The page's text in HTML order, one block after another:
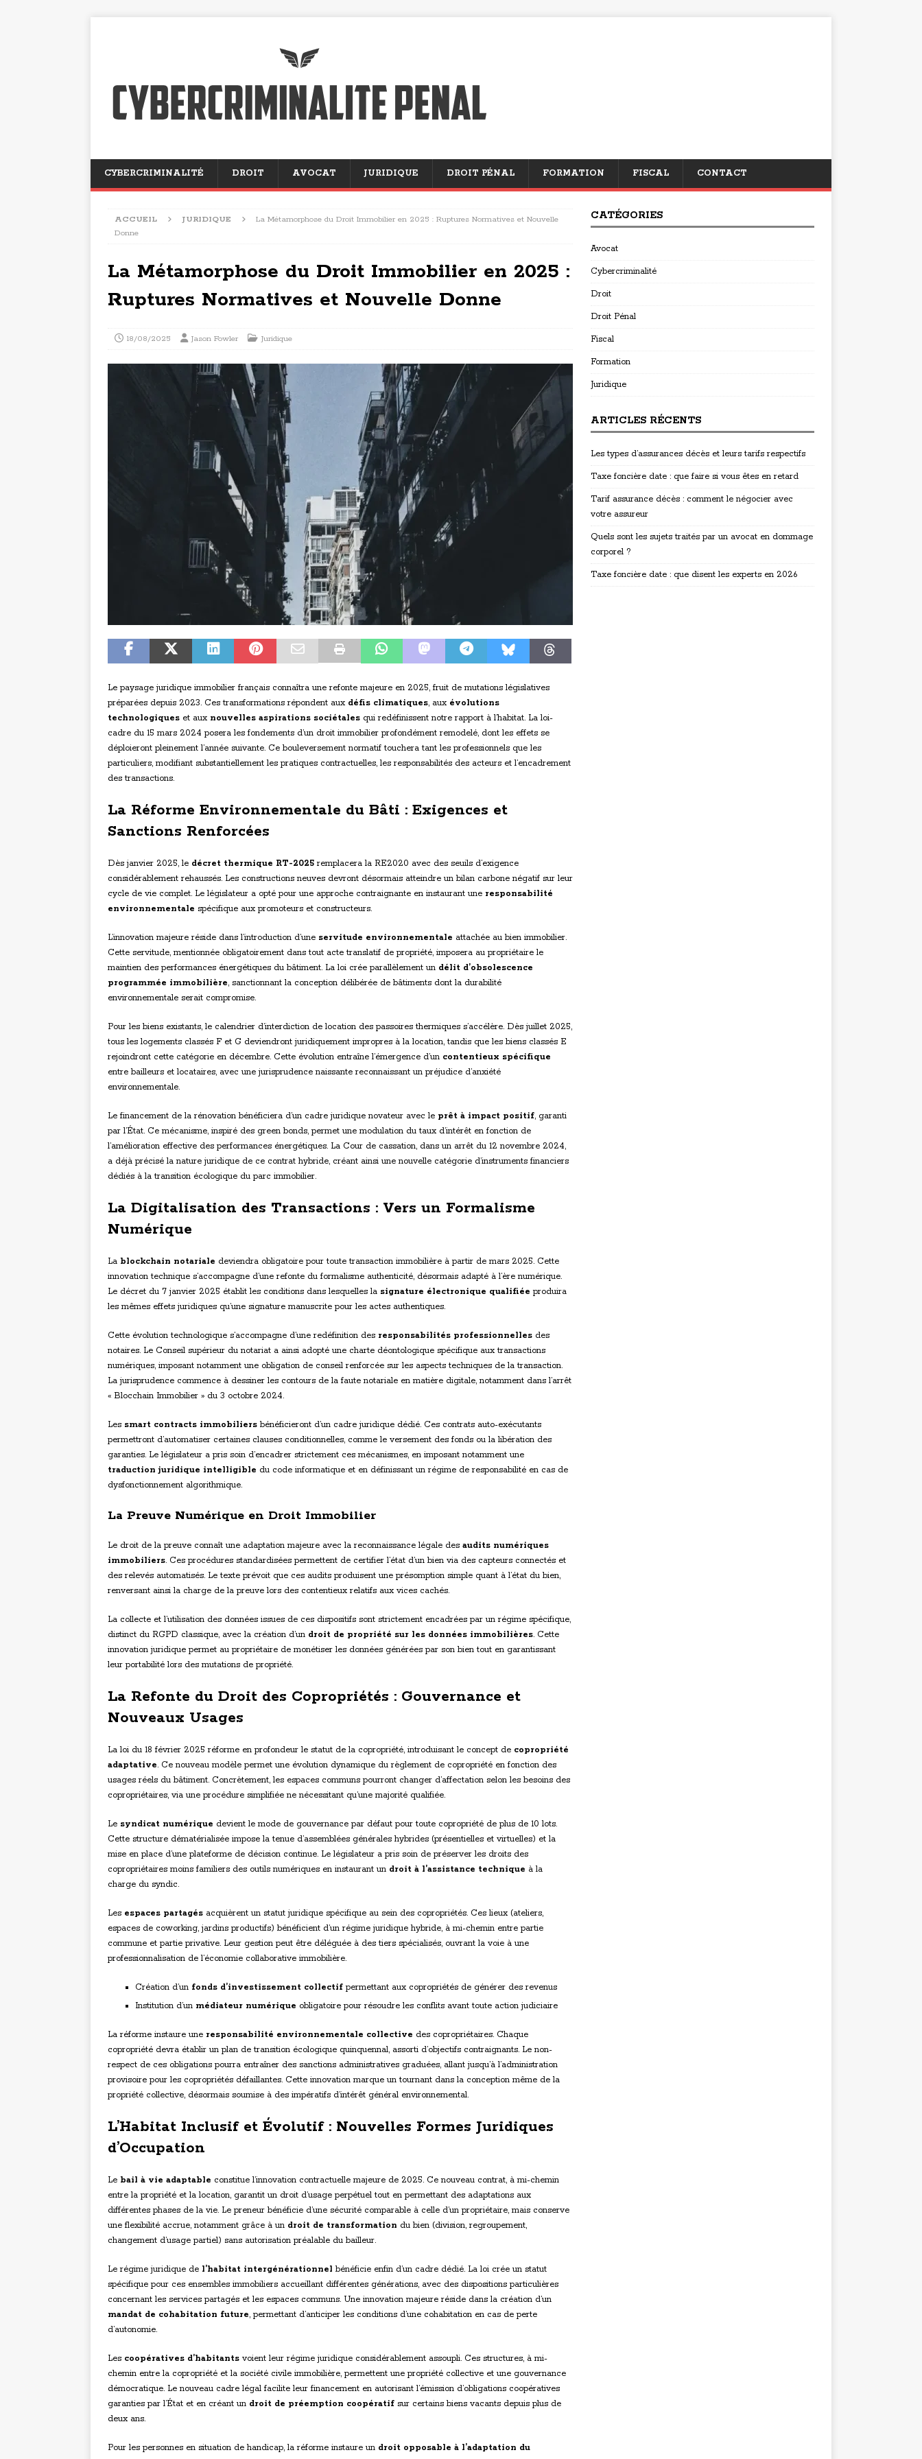
CYBERCRIMINALITÉ DROIT AVOCAT JURIDIQUE DROIT PÉNAL FORMATION FISCAL CONTACT
ACCUEIL JURIDIQUE
La Métamorphose du Droit Immobilier en 2025 : Ruptures Normatives et Nouvelle
Donne
La Métamorphose du Droit Immobilier en 2025 :
Ruptures Normatives et Nouvelle Donne
18/08/2025 Jason Fowler Juridique
Le paysage juridique immobilier français connaîtra une refonte majeure en 2025, fruit de mutations législatives
préparées depuis 2023. Ces transformations répondent aux défis climatiques, aux évolutions
technologiques et aux nouvelles aspirations sociétales qui redéfinissent notre rapport à l’habitat. La loi-
cadre du 15 mars 2024 posera les fondements d’un droit immobilier profondément remodelé, dont les effets se
déploieront pleinement l’année suivante. Ce bouleversement normatif touchera tant les professionnels que les
particuliers, modifiant substantiellement les pratiques contractuelles, les responsabilités des acteurs et l’encadrement
des transactions.
La Réforme Environnementale du Bâti : Exigences et
Sanctions Renforcées
Dès janvier 2025, le décret thermique RT-2025 remplacera la RE2020 avec des seuils d’exigence
considérablement rehaussés. Les constructions neuves devront désormais atteindre un bilan carbone négatif sur leur
cycle de vie complet. Le législateur a opté pour une approche contraignante en instaurant une responsabilité
environnementale spécifique aux promoteurs et constructeurs.
L’innovation majeure réside dans l’introduction d’une servitude environnementale attachée au bien immobilier.
Cette servitude, mentionnée obligatoirement dans tout acte translatif de propriété, imposera au propriétaire le
maintien des performances énergétiques du bâtiment. La loi crée parallèlement un délit d’obsolescence
programmée immobilière, sanctionnant la conception délibérée de bâtiments dont la durabilité
environnementale serait compromise.
Pour les biens existants, le calendrier d’interdiction de location des passoires thermiques s’accélère. Dès juillet 2025,
tous les logements classés F et G deviendront juridiquement impropres à la location, tandis que les biens classés E
rejoindront cette catégorie en décembre. Cette évolution entraîne l’émergence d’un contentieux spécifique
entre bailleurs et locataires, avec une jurisprudence naissante reconnaissant un préjudice d’anxiété
environnementale.
Le financement de la rénovation bénéficiera d’un cadre juridique novateur avec le prêt à impact positif, garanti
par l’État. Ce mécanisme, inspiré des green bonds, permet une modulation du taux d’intérêt en fonction de
l’amélioration effective des performances énergétiques. La Cour de cassation, dans un arrêt du 12 novembre 2024,
a déjà précisé la nature juridique de ce contrat hybride, créant ainsi une nouvelle catégorie d’instruments financiers
dédiés à la transition écologique du parc immobilier.
La Digitalisation des Transactions : Vers un Formalisme
Numérique
La blockchain notariale deviendra obligatoire pour toute transaction immobilière à partir de mars 2025. Cette
innovation technique s’accompagne d’une refonte du formalisme authenticité, désormais adapté à l’ère numérique.
Le décret du 7 janvier 2025 établit les conditions dans lesquelles la signature électronique qualifiée produira
les mêmes effets juridiques qu’une signature manuscrite pour les actes authentiques.
Cette évolution technologique s’accompagne d’une redéfinition des responsabilités professionnelles des
notaires. Le Conseil supérieur du notariat a ainsi adopté une charte déontologique spécifique aux transactions
numériques, imposant notamment une obligation de conseil renforcée sur les aspects techniques de la transaction.
La jurisprudence commence à dessiner les contours de la faute notariale en matière digitale, notamment dans l’arrêt
« Blocchain Immobilier » du 3 octobre 2024.
Les smart contracts immobiliers bénéficieront d’un cadre juridique dédié. Ces contrats auto-exécutants
permettront d’automatiser certaines clauses conditionnelles, comme le versement des fonds ou la libération des
garanties. Le législateur a pris soin d’encadrer strictement ces mécanismes, en imposant notamment une
traduction juridique intelligible du code informatique et en définissant un régime de responsabilité en cas de
dysfonctionnement algorithmique.
La Preuve Numérique en Droit Immobilier
Le droit de la preuve connaît une adaptation majeure avec la reconnaissance légale des audits numériques
immobiliers. Ces procédures standardisées permettent de certifier l’état d’un bien via des capteurs connectés et
des relevés automatisés. Le texte prévoit que ces audits produisent une présomption simple quant à l’état du bien,
renversant ainsi la charge de la preuve lors des contentieux relatifs aux vices cachés.
La collecte et l’utilisation des données issues de ces dispositifs sont strictement encadrées par un régime spécifique,
distinct du RGPD classique, avec la création d’un droit de propriété sur les données immobilières. Cette
innovation juridique permet au propriétaire de monétiser les données générées par son bien tout en garantissant
leur portabilité lors des mutations de propriété.
La Refonte du Droit des Copropriétés : Gouvernance et
Nouveaux Usages
La loi du 18 février 2025 réforme en profondeur le statut de la copropriété, introduisant le concept de copropriété
adaptative. Ce nouveau modèle permet une évolution dynamique du règlement de copropriété en fonction des
usages réels du bâtiment. Concrètement, les espaces communs pourront changer d’affectation selon les besoins des
copropriétaires, via une procédure simplifiée ne nécessitant qu’une majorité qualifiée.
Le syndicat numérique devient le mode de gouvernance par défaut pour toute copropriété de plus de 10 lots.
Cette structure dématérialisée impose la tenue d’assemblées générales hybrides (présentielles et virtuelles) et la
mise en place d’une plateforme de décision continue. Le législateur a pris soin de préserver les droits des
copropriétaires moins familiers des outils numériques en instaurant un droit à l’assistance technique à la
charge du syndic.
Les espaces partagés acquièrent un statut juridique spécifique au sein des copropriétés. Ces lieux (ateliers,
espaces de coworking, jardins productifs) bénéficient d’un régime juridique hybride, à mi-chemin entre partie
commune et partie privative. Leur gestion peut être déléguée à des tiers spécialisés, ouvrant la voie à une
professionnalisation de l’économie collaborative immobilière.
Création d’un fonds d’investissement collectif permettant aux copropriétés de générer des revenus
Institution d’un médiateur numérique obligatoire pour résoudre les conflits avant toute action judiciaire
La réforme instaure une responsabilité environnementale collective des copropriétaires. Chaque
copropriété devra établir un plan de transition écologique quinquennal, assorti d’objectifs contraignants. Le non-
respect de ces obligations pourra entraîner des sanctions administratives graduées, allant jusqu’à l’administration
provisoire pour les copropriétés défaillantes. Cette innovation marque un tournant dans la conception même de la
propriété collective, désormais soumise à des impératifs d’intérêt général environnemental.
L’Habitat Inclusif et Évolutif : Nouvelles Formes Juridiques
d’Occupation
Le bail à vie adaptable constitue l’innovation contractuelle majeure de 2025. Ce nouveau contrat, à mi-chemin
entre la propriété et la location, garantit un droit d’usage perpétuel tout en permettant des adaptations aux
différentes phases de la vie. Le preneur bénéficie d’une sécurité comparable à celle d’un propriétaire, mais conserve
une flexibilité accrue, notamment grâce à un droit de transformation du bien (division, regroupement,
changement d’usage partiel) sans autorisation préalable du bailleur.
Le régime juridique de l’habitat intergénérationnel bénéficie enfin d’un cadre dédié. La loi crée un statut
spécifique pour ces ensembles immobiliers accueillant différentes générations, avec des dispositions particulières
concernant les services partagés et les espaces communs. Une innovation majeure réside dans la création d’un
mandat de cohabitation future, permettant d’anticiper les conditions d’une cohabitation en cas de perte
d’autonomie.
Les coopératives d’habitants voient leur régime juridique considérablement assoupli. Ces structures, à mi-
chemin entre la copropriété et la société civile immobilière, permettent une propriété collective et une gouvernance
démocratique. Le nouveau cadre légal facilite leur financement en autorisant l’émission d’obligations coopératives
garanties par l’État et en créant un droit de préemption coopératif sur certains biens vacants depuis plus de
deux ans.
Pour les personnes en situation de handicap, la réforme instaure un droit opposable à l’adaptation du
CATÉGORIES
Avocat
Cybercriminalité
Droit
Droit Pénal
Fiscal
Formation
Juridique
ARTICLES RÉCENTS
Les types d’assurances décès et leurs tarifs respectifs
Taxe foncière date : que faire si vous êtes en retard
Tarif assurance décès : comment le négocier avec
votre assureur
Quels sont les sujets traités par un avocat en dommage
corporel ?
Taxe foncière date : que disent les experts en 2026